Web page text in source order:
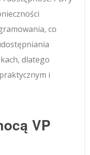
co
dlatego
i
VP